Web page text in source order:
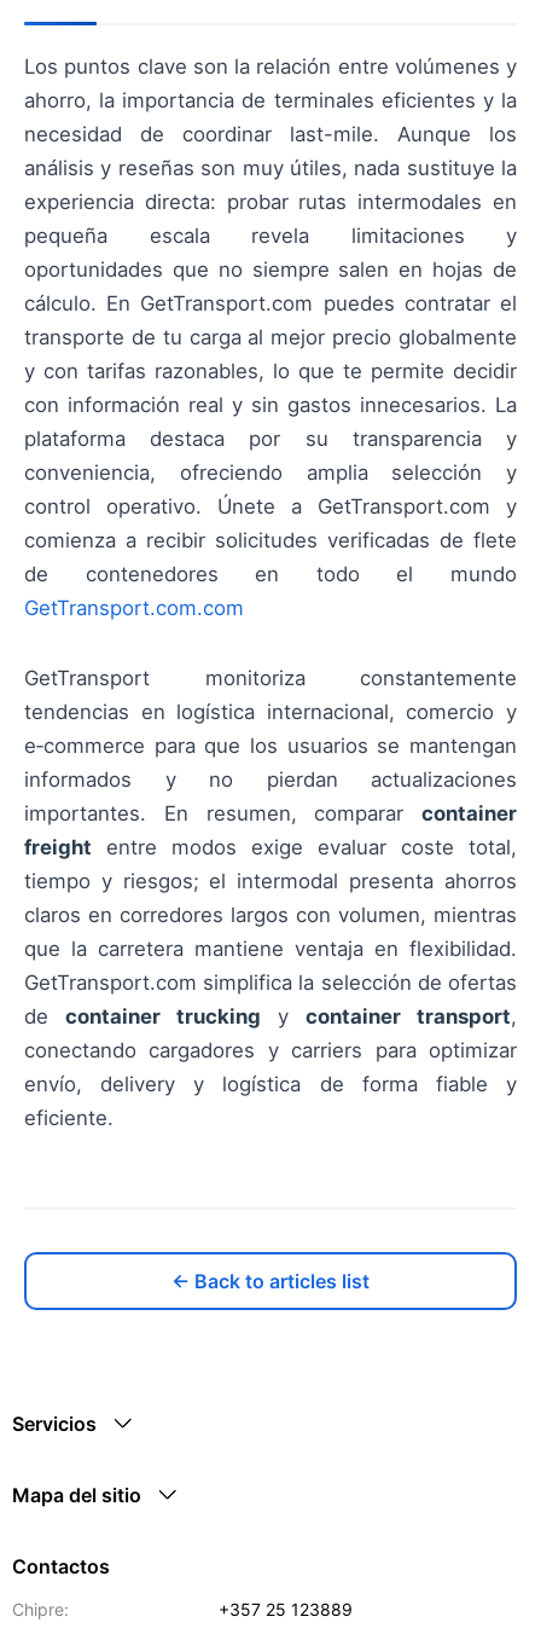
Los puntos clave son la relación entre volúmenes y
ahorro, la importancia de terminales eficientes y la
necesidad de coordinar last-mile. Aunque los
análisis y reseñas son muy útiles, nada sustituye la
experiencia directa: probar rutas intermodales en
pequeña escala revela limitaciones y
oportunidades que no siempre salen en hojas de
cálculo. En GetTransport.com puedes contratar el
transporte de tu carga al mejor precio globalmente
y con tarifas razonables, lo que te permite decidir
con información real y sin gastos innecesarios. La
plataforma destaca por su transparencia y
conveniencia, ofreciendo amplia selección y
control operativo. Únete a GetTransport.com y
comienza a recibir solicitudes verificadas de flete
de contenedores en todo el mundo
GetTransport.com.com
GetTransport monitoriza constantemente
tendencias en logística internacional, comercio y
e‑commerce para que los usuarios se mantengan
informados y no pierdan actualizaciones
importantes. En resumen, comparar container
freight entre modos exige evaluar coste total,
tiempo y riesgos; el intermodal presenta ahorros
claros en corredores largos con volumen, mientras
que la carretera mantiene ventaja en flexibilidad.
GetTransport.com simplifica la selección de ofertas
de container trucking y container transport,
conectando cargadores y carriers para optimizar
envío, delivery y logística de forma fiable y
eficiente.
← Back to articles list
Servicios
Mapa del sitio
Contactos
Chipre: +357 25 123889